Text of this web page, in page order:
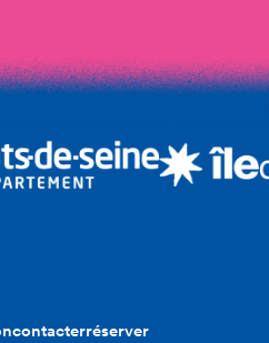
contacterréserver